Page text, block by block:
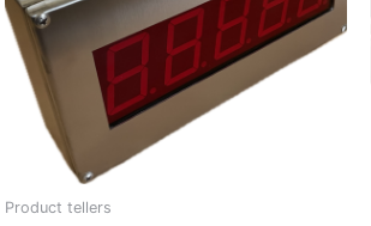
Product tellers